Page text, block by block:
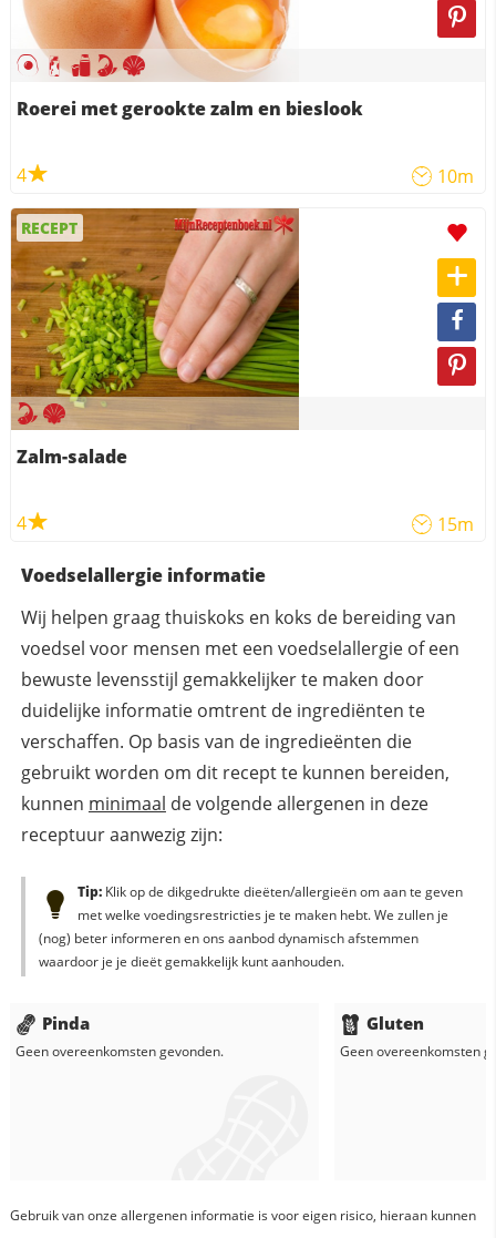
Roerei met gerookte zalm en bieslook
4 10m
RECEPT
Zalm-salade
4 15m
Voedselallergie informatie
Wij helpen graag thuiskoks en koks de bereiding van
voedsel voor mensen met een voedselallergie of een
bewuste levensstijl gemakkelijker te maken door
duidelijke informatie omtrent de ingrediënten te
verschaffen. Op basis van de ingredieënten die
gebruikt worden om dit recept te kunnen bereiden,
kunnen minimaal de volgende allergenen in deze
receptuur aanwezig zijn:
Tip:Klik op de dikgedrukte dieëten/allergieën om aan te geven
met welke voedingsrestricties je te maken hebt. We zullen je
(nog) beter informeren en ons aanbod dynamisch afstemmen
waardoor je je dieët gemakkelijk kunt aanhouden.
Pinda
Geen overeenkomsten gevonden.
Gluten
Geen overeenkomsten
Gebruik van onze allergenen informatie is voor eigen risico, hieraan kunnen